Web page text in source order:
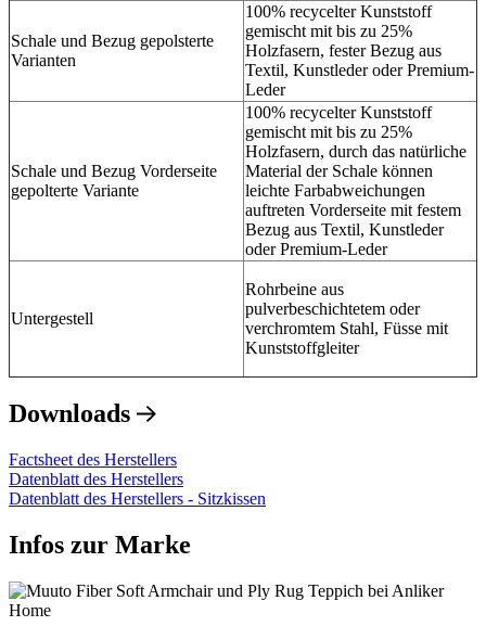
Schale und Bezug gepolsterte
Varianten
100% recycelter Kunststoff
gemischt mit bis zu 25%
Holzfasern, fester Bezug aus
Textil, Kunstleder oder Premium-
Leder
Schale und Bezug Vorderseite
gepolterte Variante
100% recycelter Kunststoff
gemischt mit bis zu 25%
Holzfasern, durch das natürliche
Material der Schale können
leichte Farbabweichungen
auftreten Vorderseite mit festem
Bezug aus Textil, Kunstleder
oder Premium-Leder
Untergestell
Rohrbeine aus
pulverbeschichtetem oder
verchromtem Stahl, Füsse mit
Kunststoffgleiter
Downloads
Factsheet des Herstellers
Datenblatt des Herstellers
Datenblatt des Herstellers - Sitzkissen
Infos zur Marke